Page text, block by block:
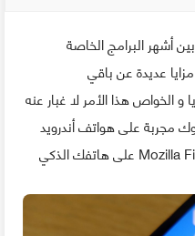
أشهر البرامج الخاصة
عديدة عن باقي
الخواص هذا الأمر لا غبار عنه
مجربة على هواتف أندرويد
ستجعلك تقوم بإعتماد تطبيق Mozilla Firefox على هاتفك الذكي